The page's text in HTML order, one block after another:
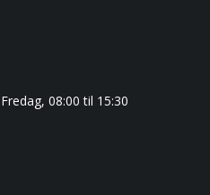
08:00 til 15:30